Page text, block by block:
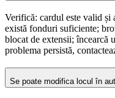
Verifică: cardul este valid și
există fonduri suficiente;
blocat de extensii; încearcă
problema persistă,
Se poate modifica locul în